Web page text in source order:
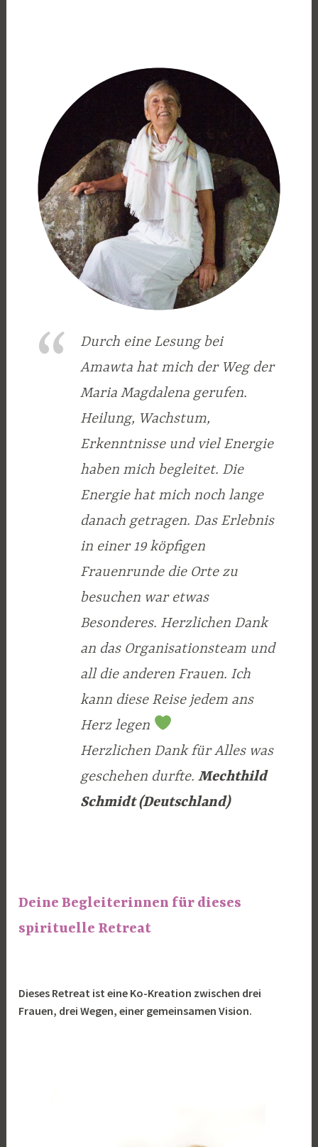
Durch eine Lesung bei
Amawta hat mich der Weg der
Maria Magdalena gerufen.
Heilung, Wachstum,
Erkenntnisse und viel Energie
haben mich begleitet. Die
Energie hat mich noch lange
danach getragen. Das Erlebnis
in einer 19 köpfigen
Frauenrunde die Orte zu
besuchen war etwas
Besonderes. Herzlichen Dank
an das Organisationsteam und
all die anderen Frauen. Ich
kann diese Reise jedem ans
Herz legen
Herzlichen Dank für Alles was
geschehen durfte. Mechthild
Schmidt (Deutschland)
Deine Begleiterinnen für dieses
spirituelle Retreat
Dieses Retreat ist eine Ko-Kreation zwischen drei
Frauen, drei Wegen, einer gemeinsamen Vision.